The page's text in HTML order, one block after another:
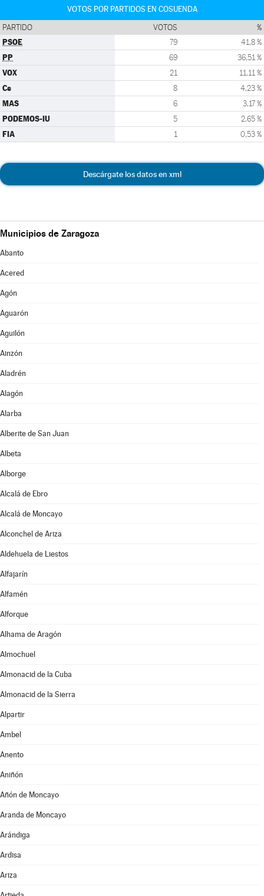
VOTOS POR PARTIDOS EN COSUENDA
PARTIDO VOTOS %
PSOE 79 41,8 %
PP 69 36,51 %
VOX 21 11,11 %
Cs 8 4,23 %
MAS 6 3,17 %
PODEMOS-IU 5 2,65 %
FIA 1 0,53 %
Descárgate los datos en xml
Municipios de Zaragoza
Abanto
Acered
Agón
Aguarón
Aguilón
Ainzón
Aladrén
Alagón
Alarba
Alberite de San Juan
Albeta
Alborge
Alcalá de Ebro
Alcalá de Moncayo
Alconchel de Ariza
Aldehuela de Liestos
Alfajarín
Alfamén
Alforque
Alhama de Aragón
Almochuel
Almonacid de la Cuba
Almonacid de la Sierra
Alpartir
Ambel
Anento
Aniñón
Añón de Moncayo
Aranda de Moncayo
Arándiga
Ardisa
Ariza